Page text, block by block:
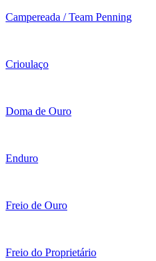
Campereada / Team Penning
Crioulaço
Doma de Ouro
Enduro
Freio de Ouro
Freio do Proprietário